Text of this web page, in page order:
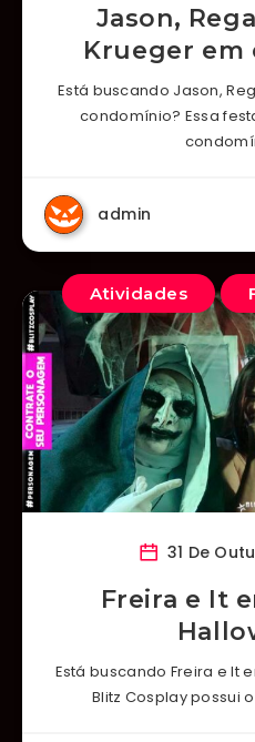
Jason,
Krueger em
Está buscando Jason,
condomínio? Essa
admin
Atividades
31 De
Freira e It
Está buscando Freira e It
Blitz Cosplay possui